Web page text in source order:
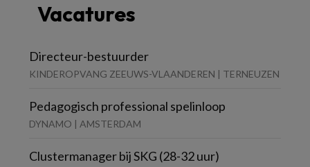
Vacatures
Directeur-bestuurder
KINDEROPVANG ZEEUWS-VLAANDEREN | TERNEUZEN
Pedagogisch professional spelinloop
DYNAMO | AMSTERDAM
Clustermanager bij SKG (28-32 uur)